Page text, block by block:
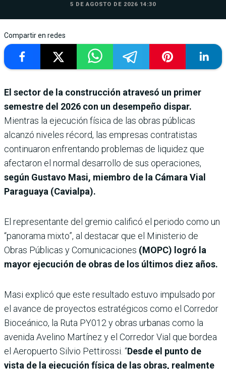
5 DE AGOSTO DE 2026 14:30
Compartir en redes
El sector de la construcción atravesó un primer
semestre del 2026 con un desempeño dispar.
Mientras la ejecución física de las obras públicas
alcanzó niveles récord, las empresas contratistas
continuaron enfrentando problemas de liquidez que
afectaron el normal desarrollo de sus operaciones,
según Gustavo Masi, miembro de la Cámara Vial
Paraguaya (Cavialpa).
El representante del gremio calificó el periodo como un
“panorama mixto”, al destacar que el Ministerio de
Obras Públicas y Comunicaciones (MOPC) logró la
mayor ejecución de obras de los últimos diez años.
Masi explicó que este resultado estuvo impulsado por
el avance de proyectos estratégicos como el Corredor
Bioceánico, la Ruta PY012 y obras urbanas como la
avenida Avelino Martínez y el Corredor Vial que bordea
el Aeropuerto Silvio Pettirossi. “Desde el punto de
vista de la ejecución física de las obras, realmente